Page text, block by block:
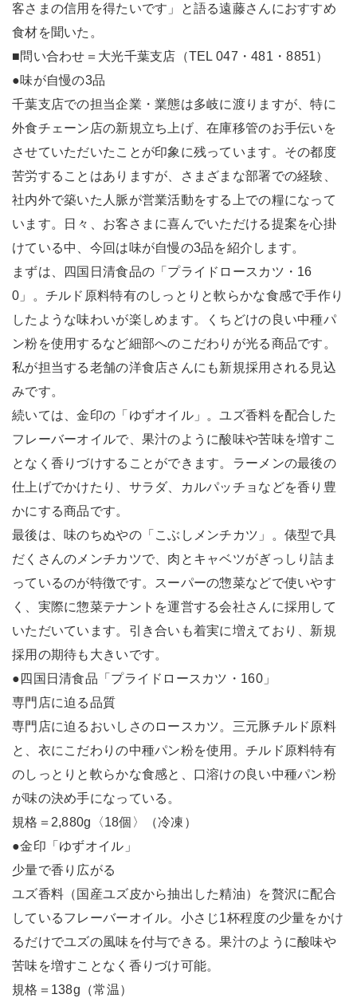
客さまの信用を得たいです」と語る遠藤さんにおすすめ
食材を聞いた。
■問い合わせ＝大光千葉支店（TEL 047・481・8851）
●味が自慢の3品
千葉支店での担当企業・業態は多岐に渡りますが、特に
外食チェーン店の新規立ち上げ、在庫移管のお手伝いを
させていただいたことが印象に残っています。その都度
苦労することはありますが、さまざまな部署での経験、
社内外で築いた人脈が営業活動をする上での糧になって
います。日々、お客さまに喜んでいただける提案を心掛
けている中、今回は味が自慢の3品を紹介します。
まずは、四国日清食品の「プライドロースカツ・16
0」。チルド原料特有のしっとりと軟らかな食感で手作り
したような味わいが楽しめます。くちどけの良い中種パ
ン粉を使用するなど細部へのこだわりが光る商品です。
私が担当する老舗の洋食店さんにも新規採用される見込
みです。
続いては、金印の「ゆずオイル」。ユズ香料を配合した
フレーバーオイルで、果汁のように酸味や苦味を増すこ
となく香りづけすることができます。ラーメンの最後の
仕上げでかけたり、サラダ、カルパッチョなどを香り豊
かにする商品です。
最後は、味のちぬやの「こぶしメンチカツ」。俵型で具
だくさんのメンチカツで、肉とキャベツがぎっしり詰ま
っているのが特徴です。スーパーの惣菜などで使いやす
く、実際に惣菜テナントを運営する会社さんに採用して
いただいています。引き合いも着実に増えており、新規
採用の期待も大きいです。
●四国日清食品「プライドロースカツ・160」
専門店に迫る品質
専門店に迫るおいしさのロースカツ。三元豚チルド原料
と、衣にこだわりの中種パン粉を使用。チルド原料特有
のしっとりと軟らかな食感と、口溶けの良い中種パン粉
が味の決め手になっている。
規格＝2,880g〈18個〉（冷凍）
●金印「ゆずオイル」
少量で香り広がる
ユズ香料（国産ユズ皮から抽出した精油）を贅沢に配合
しているフレーバーオイル。小さじ1杯程度の少量をかけ
るだけでユズの風味を付与できる。果汁のように酸味や
苦味を増すことなく香りづけ可能。
規格＝138g（常温）